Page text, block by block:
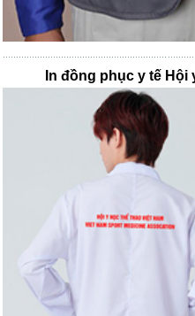
In đồng phục y tế Hội